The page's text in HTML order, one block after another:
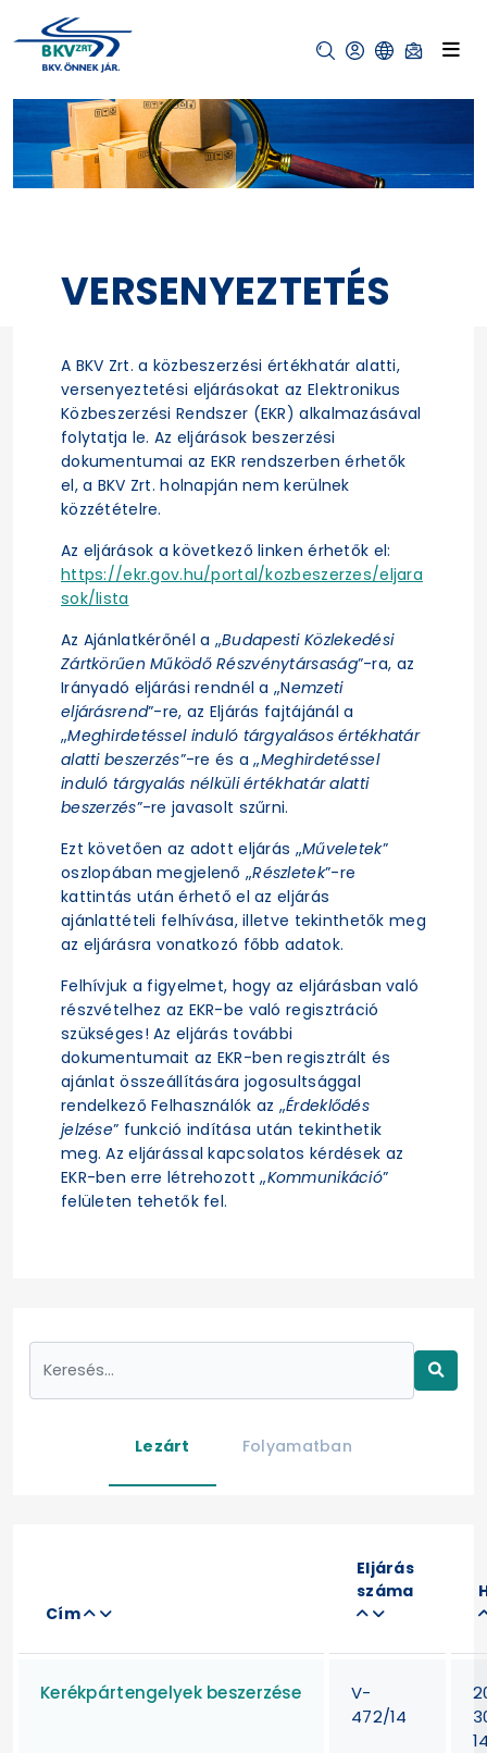
VERSENYEZTETÉS
A BKV Zrt. a közbeszerzési értékhatár alatti,
versenyeztetési eljárásokat az Elektronikus
Közbeszerzési Rendszer (EKR) alkalmazásával
folytatja le. Az eljárások beszerzési
dokumentumai az EKR rendszerben érhetők
el, a BKV Zrt. holnapján nem kerülnek
közzétételre.
Az eljárások a következő linken érhetők el:
https://ekr.gov.hu/portal/kozbeszerzes/eljara
sok/lista
Az Ajánlatkérőnél a „Budapesti Közlekedési
Zártkörűen Működő Részvénytársaság”-ra, az
Irányadó eljárási rendnél a „Nemzeti
eljárásrend”-re, az Eljárás fajtájánál a
„Meghirdetéssel induló tárgyalásos értékhatár
alatti beszerzés”-re és a „Meghirdetéssel
induló tárgyalás nélküli értékhatár alatti
beszerzés”-re javasolt szűrni.
Ezt követően az adott eljárás „Műveletek”
oszlopában megjelenő „Részletek”-re
kattintás után érhető el az eljárás
ajánlattételi felhívása, illetve tekinthetők meg
az eljárásra vonatkozó főbb adatok.
Felhívjuk a figyelmet, hogy az eljárásban való
részvételhez az EKR-be való regisztráció
szükséges! Az eljárás további
dokumentumait az EKR-ben regisztrált és
ajánlat összeállítására jogosultsággal
rendelkező Felhasználók az „Érdeklődés
jelzése” funkció indítása után tekinthetik
meg. Az eljárással kapcsolatos kérdések az
EKR-ben erre létrehozott „Kommunikáció”
felületen tehetők fel.
Lezárt Folyamatban
Cím
Eljárás
száma
Kerékpártengelyek beszerzése
V-
472/14